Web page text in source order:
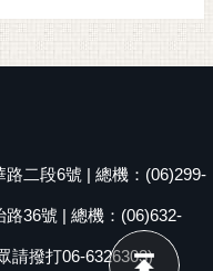
二段6號 | 總機：(06)299-
36號 | 總機：(06)632-
請撥打06-6326303)